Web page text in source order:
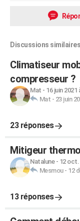
Discussions similaires
Climatiseur
compresseur ?
Mat - 16 juin 2021
Mat - 23 juin
23 réponses
Mitigeur
Natalune- 12 oct.
Mesmou- 12
13 réponses